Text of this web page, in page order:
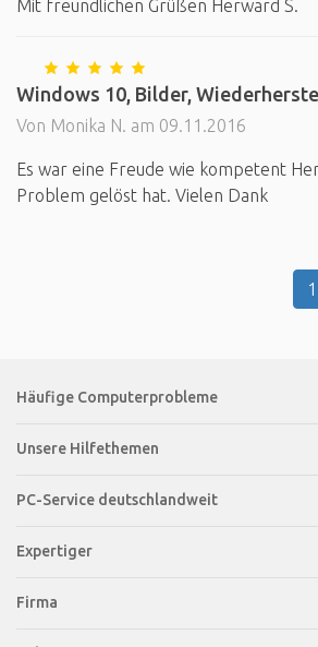
Mit freundlichen Grüßen Herward S.
Windows 10, Bilder,
Von Monika N. am 09.11.2016
Es war eine Freude wie kompetent
Problem gelöst hat. Vielen Dank
1
Häufige Computerprobleme
Unsere Hilfethemen
PC-Service deutschlandweit
Expertiger
Firma